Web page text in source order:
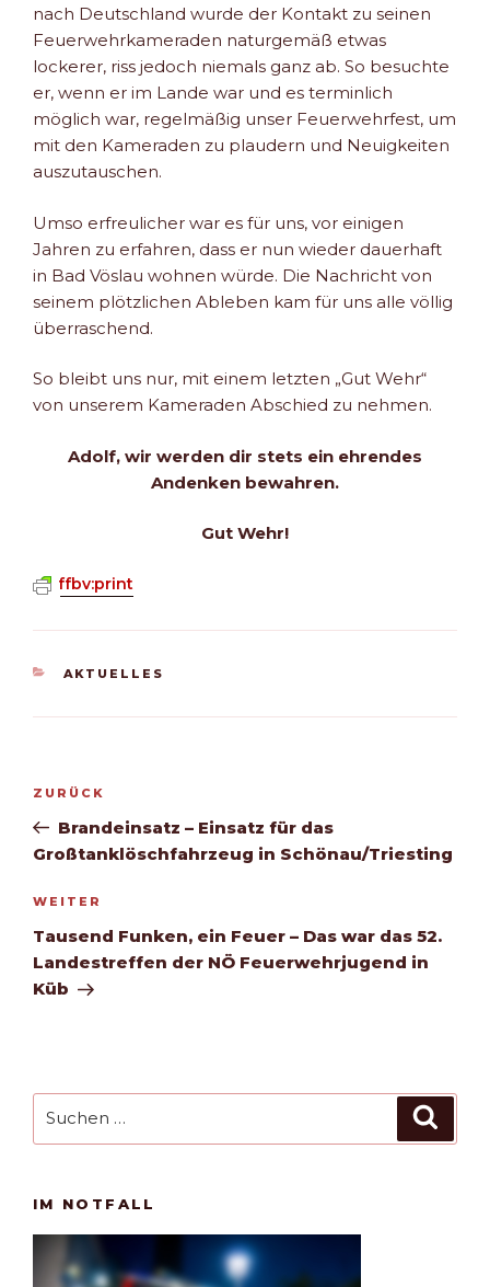
nach Deutschland wurde der Kontakt zu seinen
Feuerwehrkameraden naturgemäß etwas
lockerer, riss jedoch niemals ganz ab. So besuchte
er, wenn er im Lande war und es terminlich
möglich war, regelmäßig unser Feuerwehrfest, um
mit den Kameraden zu plaudern und Neuigkeiten
auszutauschen.
Umso erfreulicher war es für uns, vor einigen
Jahren zu erfahren, dass er nun wieder dauerhaft
in Bad Vöslau wohnen würde. Die Nachricht von
seinem plötzlichen Ableben kam für uns alle völlig
überraschend.
So bleibt uns nur, mit einem letzten „Gut Wehr“
von unserem Kameraden Abschied zu nehmen.
Adolf, wir werden dir stets ein ehrendes
Andenken bewahren.
Gut Wehr!
ffbv:print
KATEGORIEN
AKTUELLES
Beitragsnavigation
Vorheriger
Beitrag
ZURÜCK
Brandeinsatz – Einsatz für das
Großtanklöschfahrzeug in Schönau/Triesting
Nächster
Beitrag
WEITER
Tausend Funken, ein Feuer – Das war das 52.
Landestreffen der NÖ Feuerwehrjugend in
Küb
nach:
IM NOTFALL